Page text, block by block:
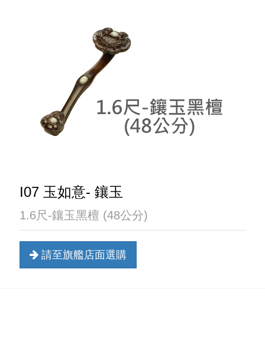
I07 玉如意- 鑲玉
1.6尺-鑲玉黑檀 (48公分)
請至旗艦店面選購